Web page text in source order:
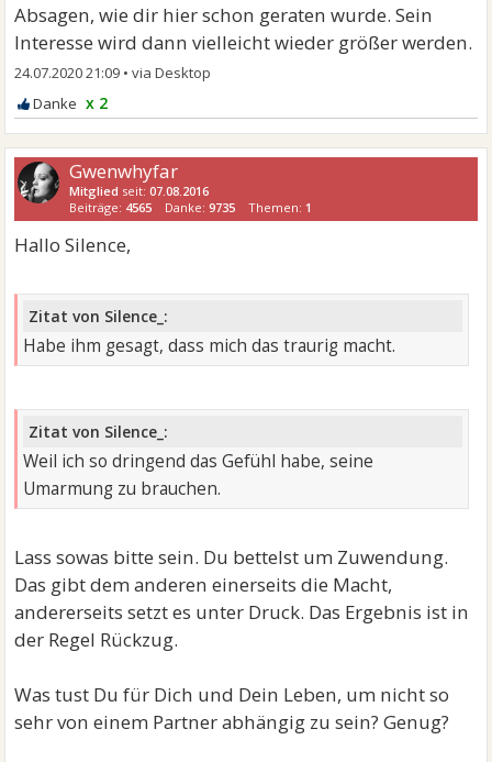
Absagen, wie dir hier schon geraten wurde. Sein
Interesse wird dann vielleicht wieder größer werden.
24.07.2020 21:09 •
x 2
Gwenwhyfar
Mitglied seit:07.08.2016
Beiträge: 4565 Danke:9735 Themen: 1
Hallo Silence,
Zitat von Silence_:
Habe ihm gesagt, dass mich das traurig macht.
Zitat von Silence_:
Weil ich so dringend das Gefühl habe, seine
Umarmung zu brauchen.
Lass sowas bitte sein. Du bettelst um Zuwendung.
Das gibt dem anderen einerseits die Macht,
andererseits setzt es unter Druck. Das Ergebnis ist in
der Regel Rückzug.
Was tust Du für Dich und Dein Leben, um nicht so
sehr von einem Partner abhängig zu sein? Genug?